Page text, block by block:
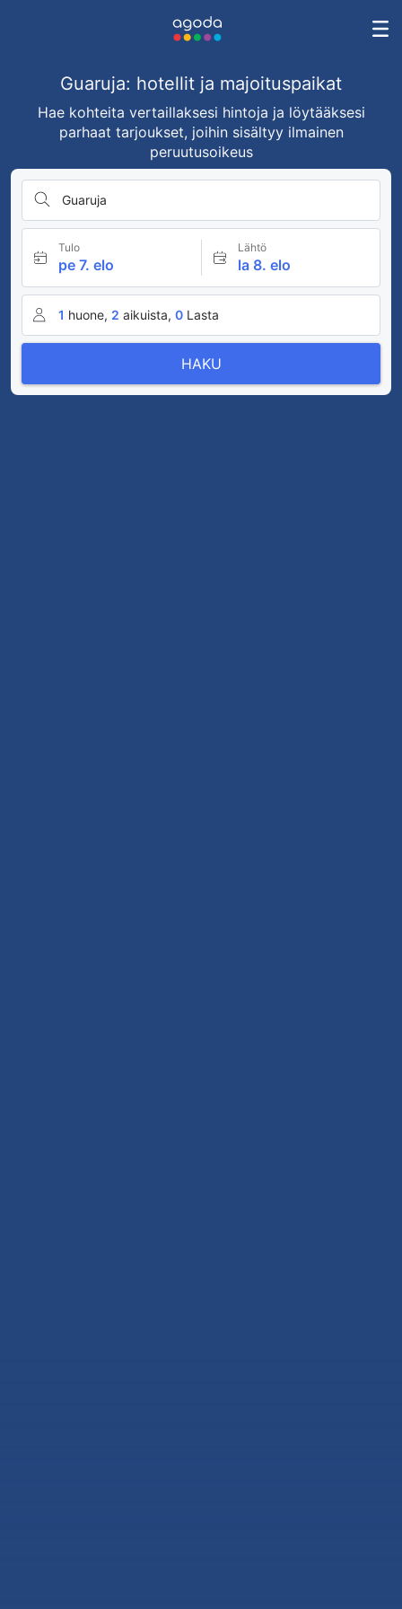
Guaruja: hotellit ja majoituspaikat
Hae kohteita vertaillaksesi hintoja ja löytääksesi
parhaat tarjoukset, joihin sisältyy ilmainen
peruutusoikeus
Guaruja
Tulo
pe 7. elo
Lähtö
la 8. elo
1 huone, 2 aikuista, 0 Lasta
HAKU